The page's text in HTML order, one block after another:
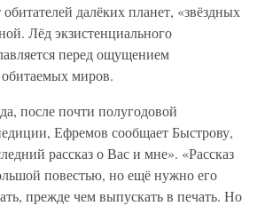
далёких планет, «звёздных
Лёд экзистенциального
перед ощущением
миров.
после почти полугодовой
Ефремов сообщает Быстрову,
рассказ о Вас и мне». «Рассказ
повестью, но ещё нужно его
прежде чем выпускать в печать. Но